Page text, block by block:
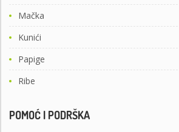
Mačka
Kunići
Papige
Ribe
POMOĆ I PODRŠKA